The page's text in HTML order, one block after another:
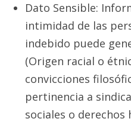
Dato Sensible:
intimidad de las
indebido puede
(Origen racial o
convicciones
pertinencia a
sociales o derechos